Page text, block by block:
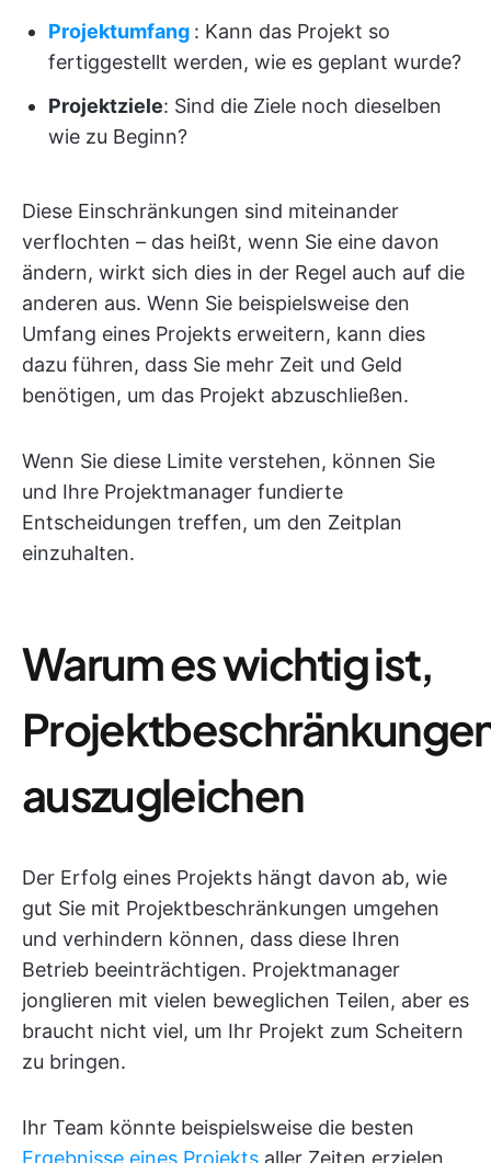
Projektumfang : Kann das Projekt so
fertiggestellt werden, wie es geplant wurde?
Projektziele: Sind die Ziele noch dieselben
wie zu Beginn?
Diese Einschränkungen sind miteinander
verflochten – das heißt, wenn Sie eine davon
ändern, wirkt sich dies in der Regel auch auf die
anderen aus. Wenn Sie beispielsweise den
Umfang eines Projekts erweitern, kann dies
dazu führen, dass Sie mehr Zeit und Geld
benötigen, um das Projekt abzuschließen.
Wenn Sie diese Limite verstehen, können Sie
und Ihre Projektmanager fundierte
Entscheidungen treffen, um den Zeitplan
einzuhalten.
Warum es wichtig ist,
auszugleichen
Der Erfolg eines Projekts hängt davon ab, wie
gut Sie mit Projektbeschränkungen umgehen
und verhindern können, dass diese Ihren
Betrieb beeinträchtigen. Projektmanager
jonglieren mit vielen beweglichen Teilen, aber es
braucht nicht viel, um Ihr Projekt zum Scheitern
zu bringen.
Ihr Team könnte beispielsweise die besten
Ergebnisse eines Projekts aller Zeiten erzielen.